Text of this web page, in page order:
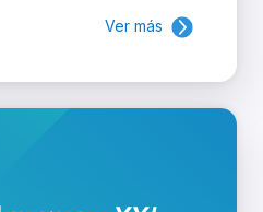
Ver más